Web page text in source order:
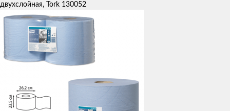
двухслойная, Tork 130052